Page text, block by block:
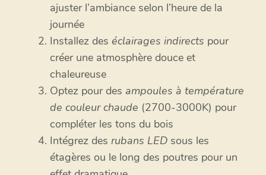
ajuster l’ambiance selon l’heure de la
journée
Installez des éclairages indirects pour
créer une atmosphère douce et
chaleureuse
Optez pour des ampoules à température
de couleur chaude (2700-3000K) pour
compléter les tons du bois
Intégrez des rubans LED sous les
étagères ou le long des poutres pour un